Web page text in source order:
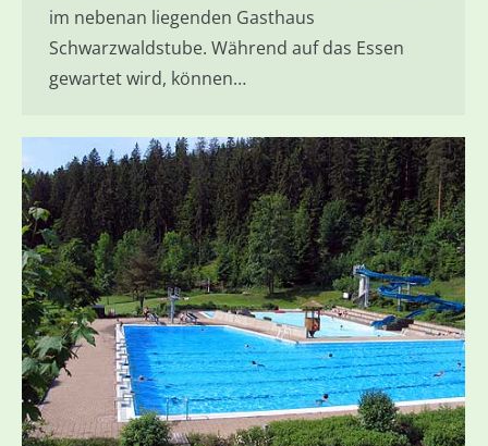
im nebenan liegenden Gasthaus
Schwarzwaldstube. Während auf das Essen
gewartet wird, können…